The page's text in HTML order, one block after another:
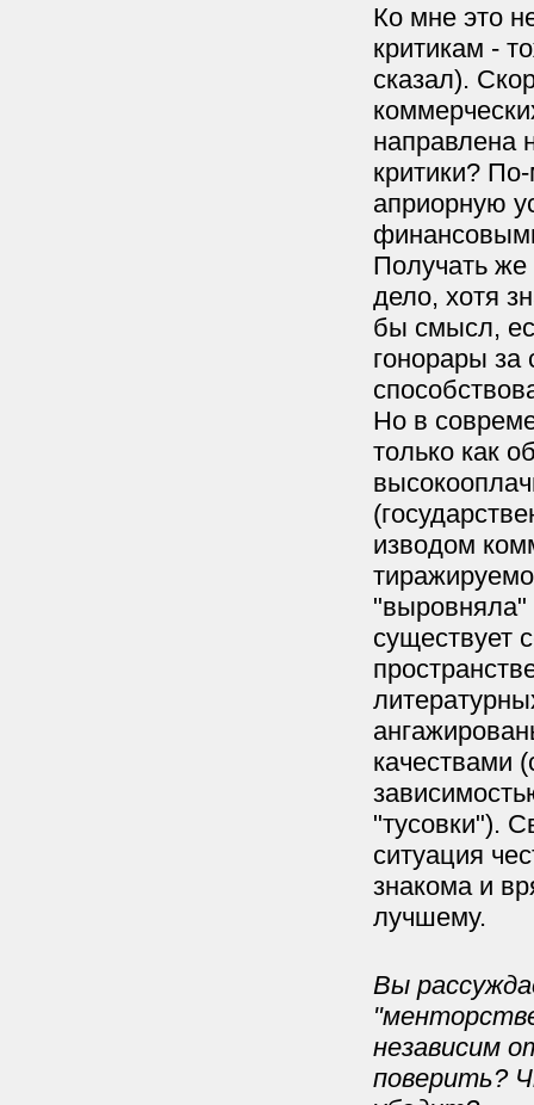
Ко мне это
критикам -
сказал).
направлена
критики?
априорную
Получать же
дело, хотя
бы смысл,
гонорары за
Но в
только как
изводом
"выровняла"
существует
качествами
"тусовки").
ситуация
знакома и
лучшему.
Вы
независим
поверить?